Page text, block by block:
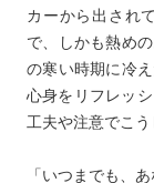
カーから出され
で、しかも熱め
の寒い時期に冷
心身をリフレッ
工夫や注意でこう
「いつまでも、